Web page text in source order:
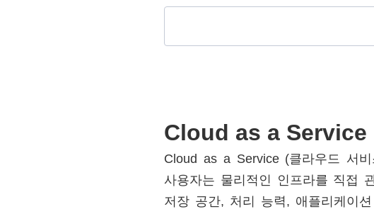
Cloud as a Service
Cloud as a Service (클라우드 서
사용자는 물리적인 인프라를 직접
저장 공간, 처리 능력, 애플리케이